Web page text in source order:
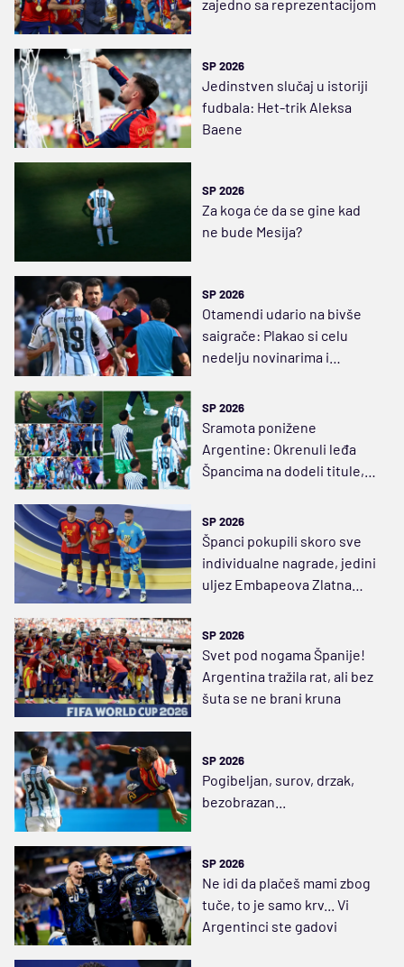
zajedno sa reprezentacijom
SP 2026
Jedinstven slučaj u istoriji
fudbala: Het-trik Aleksa
Baene
SP 2026
Za koga će da se gine kad
ne bude Mesija?
SP 2026
Otamendi udario na bivše
saigrače: Plakao si celu
nedelju novinarima i
SP 2026
Sramota ponižene
Argentine: Okrenuli leđa
Špancima na dodeli titule,
SP 2026
Španci pokupili skoro sve
individualne nagrade, jedini
uljez Embapeova Zlatna
SP 2026
Svet pod nogama Španije!
Argentina tražila rat, ali bez
šuta se ne brani kruna
SP 2026
Pogibeljan, surov, drzak,
bezobrazan...
SP 2026
Ne idi da plačeš mami zbog
tuče, to je samo krv... Vi
Argentinci ste gadovi